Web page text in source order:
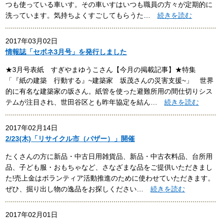
つも使っている車いす。その車いすはいつも職員の方々が定期的に
洗っています。気持ちよくすごしてもらうた…続きを読む
2017年03月02日
情報誌「セボネ3月号」を発行しました
★3月号表紙 すぎやまゆうこさん【今月の掲載記事】★特集
「『紙の建築 行動する』~建築家 坂茂さんの災害支援~」 世界
的に有名な建築家の坂さん。紙管を使った避難所用の間仕切りシス
テムが注目され、世田谷区とも昨年協定を結ん…続きを読む
2017年02月14日
2/23(木)「リサイクル市（バザー）」開催
たくさんの方に新品・中古日用雑貨品、新品・中古衣料品、台所用
品、子ども服・おもちゃなど、さなざまな品をご提供いただきまし
た!売上金はボランティア活動推進のために使わせていただきます。
ぜひ、掘り出し物の逸品をお探しください…続きを読む
2017年02月01日